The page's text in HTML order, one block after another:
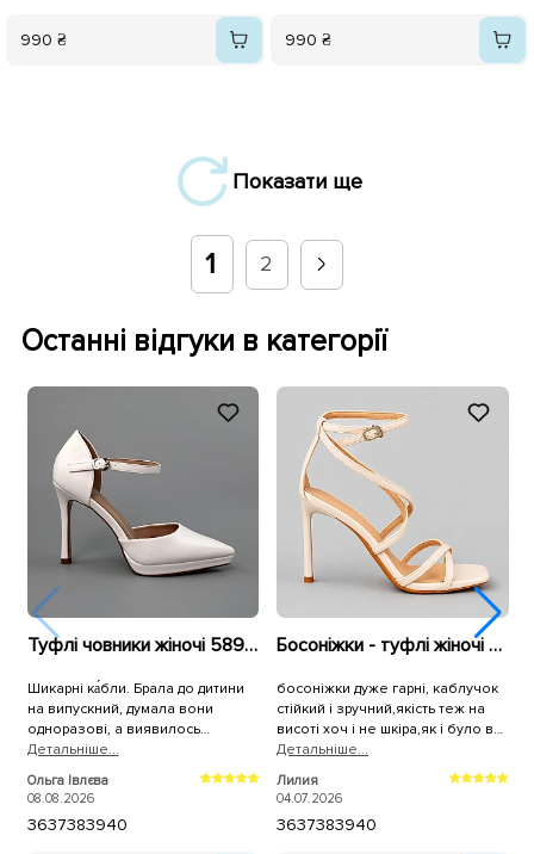
990 ₴ 990 ₴
Показати ще
1 2
Останні відгуки в категорії
Туфлі човники жіночі 589908 Білі
Шикарні ка́бли. Брала до дитини
на випускний, думала вони
одноразові, а виявилось
неубіваємі. Зручні, не хитаються
хоча висока шпилька, на устілці
"подушечки" тож зручно та м'яко
Детальнiше...
Ольга Івлєва
08.08.2026
3637383940
Босоніжки - туфлі жіночі 595924 Бежеві
босоніжки дуже гарні, каблучок
стійкий і зручний,якість теж на
висоті хоч і не шкіра,як і було в
описі сказано.Все прийшло дуже
швидко.Дуже вам
вдячна.Рекомендую, не
Детальнiше...
Лилия
04.07.2026
3637383940